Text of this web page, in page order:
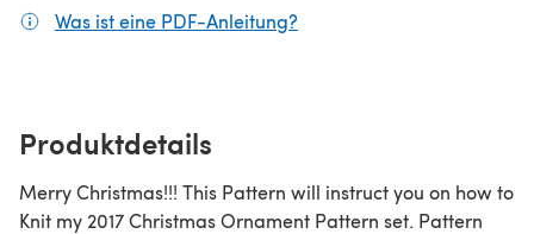
Was ist eine PDF-Anleitung?
Produktdetails
Merry Christmas!!! This Pattern will instruct you on how to
Knit my 2017 Christmas Ornament Pattern set. Pattern